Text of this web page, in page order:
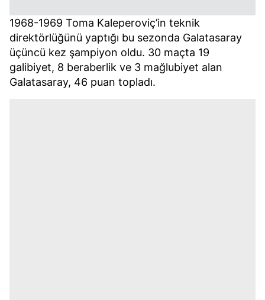
1968-1969 Toma Kaleperoviç’in teknik
direktörlüğünü yaptığı bu sezonda Galatasaray
üçüncü kez şampiyon oldu. 30 maçta 19
galibiyet, 8 beraberlik ve 3 mağlubiyet alan
Galatasaray, 46 puan topladı.